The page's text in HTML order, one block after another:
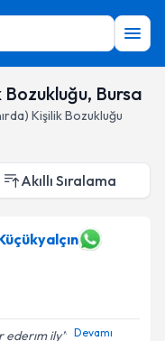
Bursa
Kişilik Bozukluğu
Akıllı Sıralama
ederım ily Devamı